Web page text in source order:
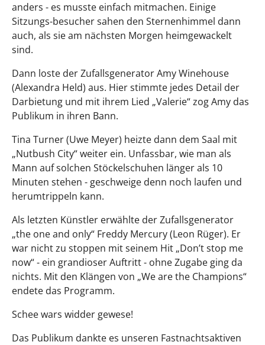
anders - es musste einfach mitmachen. Einige
Sitzungs-besucher sahen den Sternenhimmel dann
auch, als sie am nächsten Morgen heimgewackelt
sind.
Dann loste der Zufallsgenerator Amy Winehouse
(Alexandra Held) aus. Hier stimmte jedes Detail der
Darbietung und mit ihrem Lied „Valerie“ zog Amy das
Publikum in ihren Bann.
Tina Turner (Uwe Meyer) heizte dann dem Saal mit
„Nutbush City“ weiter ein. Unfassbar, wie man als
Mann auf solchen Stöckelschuhen länger als 10
Minuten stehen - geschweige denn noch laufen und
herumtrippeln kann.
Als letzten Künstler erwählte der Zufallsgenerator
„the one and only“ Freddy Mercury (Leon Rüger). Er
war nicht zu stoppen mit seinem Hit „Don’t stop me
now“ - ein grandioser Auftritt - ohne Zugabe ging da
nichts. Mit den Klängen von „We are the Champions“
endete das Programm.
Schee wars widder gewese!
Das Publikum dankte es unseren Fastnachtsaktiven